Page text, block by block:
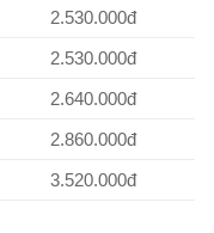
2.530.000đ
2.530.000đ
2.640.000đ
2.860.000đ
3.520.000đ